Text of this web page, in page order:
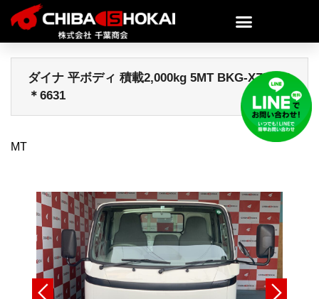
ダイナ 平ボディ 積載2,000kg 5MT BKG-XZU508
＊6631
MT